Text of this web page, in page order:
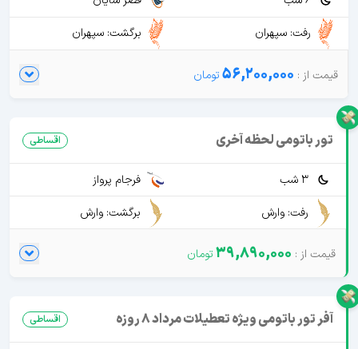
رفت: سپهران
برگشت: سپهران
56,200,000
تور باتومی لحظه آخری اقساطی
3 شب
فرجام پرواز
رفت: وارش
برگشت: وارش
39,890,000
آفر تور باتومی ویژه تعطیلات مرداد 8 روزه اقساطی